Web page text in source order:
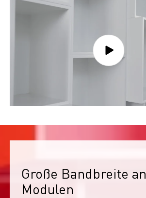
Große Bandbreite an
Modulen